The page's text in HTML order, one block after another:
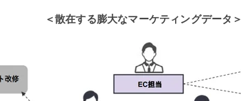
＜散在する膨大なマーケティングデータ＞